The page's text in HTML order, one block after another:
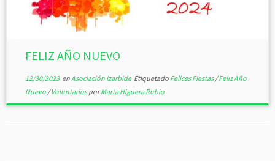
FELIZ AÑO NUEVO
12/30/2023enAsociación Izarbide Etiquetado Felices Fiestas/Feliz Año
Nuevo /VoluntariosporMarta Higuera Rubio